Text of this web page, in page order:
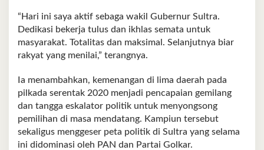
“Hari ini saya aktif sebaga wakil Gubernur Sultra.
Dedikasi bekerja tulus dan ikhlas semata untuk
masyarakat. Totalitas dan maksimal. Selanjutnya biar
rakyat yang menilai,” terangnya.
Ia menambahkan, kemenangan di lima daerah pada
pilkada serentak 2020 menjadi pencapaian gemilang
dan tangga eskalator politik untuk menyongsong
pemilihan di masa mendatang. Kampiun tersebut
sekaligus menggeser peta politik di Sultra yang selama
ini didominasi oleh PAN dan Partai Golkar.